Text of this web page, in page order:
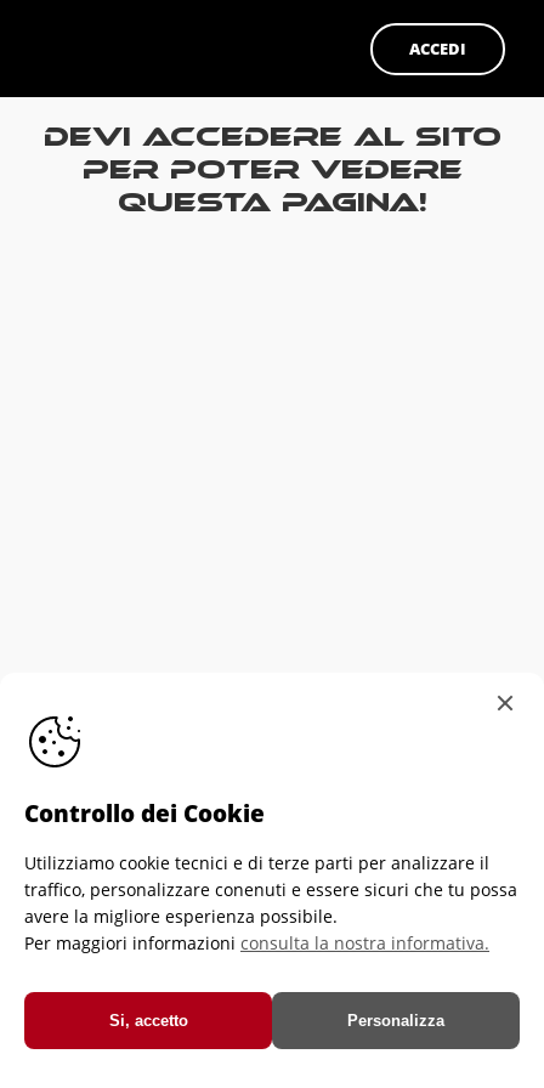
ACCEDI
Devi accedere al sito
per poter vedere
questa pagina!
Informativa sull'utilizzo dei cookie
Personalizza
Cookies
Privacy Policy di Crescere Portiere
Crescere Portiere Asd-Ets - Via Brozzoni, 9 - 25125 Brescia - Italia -
© Crescere Portiere Asd-Ets
Controllo dei Cookie
Utilizziamo cookie tecnici e di terze parti per analizzare il
traffico, personalizzare conenuti e essere sicuri che tu possa
avere la migliore esperienza possibile.
Per maggiori informazioni consulta la nostra informativa.
Si, accetto Personalizza